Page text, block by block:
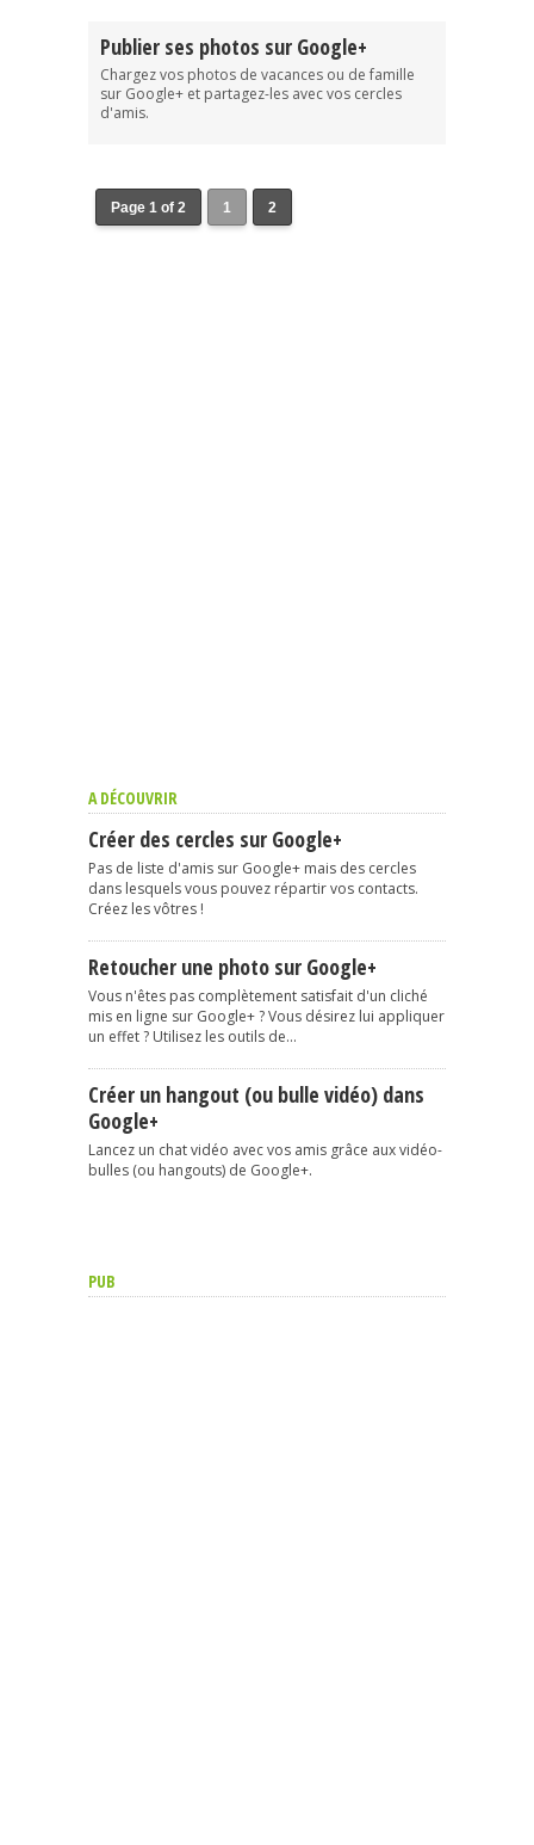
Publier ses photos sur Google+
Chargez vos photos de vacances ou de famille
sur Google+ et partagez-les avec vos cercles
d'amis.
Page 1 of 2 1 2
A DÉCOUVRIR
Créer des cercles sur Google+
Pas de liste d'amis sur Google+ mais des cercles
dans lesquels vous pouvez répartir vos contacts.
Créez les vôtres !
Retoucher une photo sur Google+
Vous n'êtes pas complètement satisfait d'un cliché
mis en ligne sur Google+ ? Vous désirez lui appliquer
un effet ? Utilisez les outils de...
Créer un hangout (ou bulle vidéo) dans
Google+
Lancez un chat vidéo avec vos amis grâce aux vidéo-
bulles (ou hangouts) de Google+.
PUB